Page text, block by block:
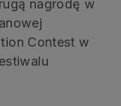
nagrodę w
Contest w